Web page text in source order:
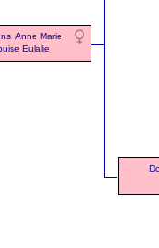
Anne Marie
Eulalie